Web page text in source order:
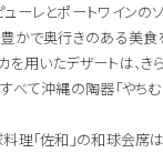
ューレとポートワインの
豊かで奥行きのある美食
を用いたデザートは、き
べて沖縄の陶器「やち
料理「佐和」の和球会席